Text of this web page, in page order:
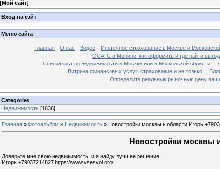
[Мой сайт]
Вход на сайт
Меню сайта
Главная О нас Видео
Ипотечное страхование в Москве и
ОСАГО в Монино: как оформить и где найти
Специалист по недвижимости в Москве или в Московской области.
Витрина финансовых услуг- страхование и не только.
Блог
Определите реальную рыночную цену
Categories
Недвижимость [1636]
Главная » Фотоальбом » Недвижимость » Новостройки москвы и области Игорь
Новостройки москвы
Доверьте мне свою недвижимость, и я найду лучшее решение!
Игорь +79037214827 https://www.vsesvoi.org/